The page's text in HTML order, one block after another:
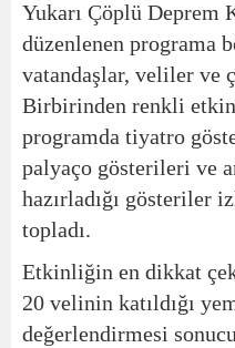
Yukarı Çöplü Deprem
düzenlenen programa
vatandaşlar, veliler ve
Birbirinden renkli
programda tiyatro
palyaço gösterileri ve
hazırladığı gösteriler
topladı.
Etkinliğin en dikkat
20 velinin katıldığı
değerlendirmesi